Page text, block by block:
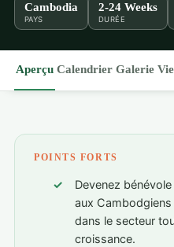
Cambodia
PAYS
2-24 Weeks
DURÉE
Aperçu Calendrier Galerie Vie
POINTS FORTS
Devenez
aux
dans le secteur
croissance.